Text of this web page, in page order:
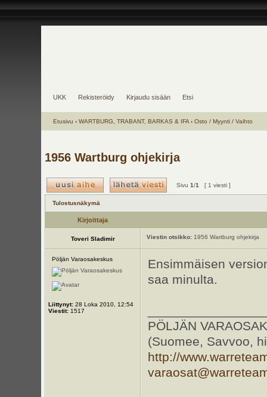
UKK Rekisteröidy Kirjaudu sisään Etsi
Etusivu ‹ WARTBURG, TRABANT, BARKAS & IFA ‹ Osto / Myynti / Vaihto
1956 Wartburg ohjekirja
Sivu 1/1 [ 1 viesti ]
Tulostusnäkymä
Kirjoittaja
Toveri Sladimir Viestin otsikko:1956 Wartburg ohjekirja
Pöljän Varaosakeskus
Liittynyt:28 Loka 2010, 12:54
Viestit:1517
Ensimmäisen
saa minulta.
PÖLJÄN
(Suomee, Savvoo,
http://